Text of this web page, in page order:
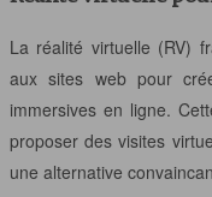
La réalité virtuelle (RV)
aux sites web pour
immersives en ligne.
proposer des visites
une alternative